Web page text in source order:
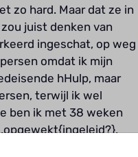
zo hard. Maar dat ze in
juist denken van
ingeschat, op weg
omdat ik mijn
hHulp, maar
terwijl ik wel
ben ik met 38 weken